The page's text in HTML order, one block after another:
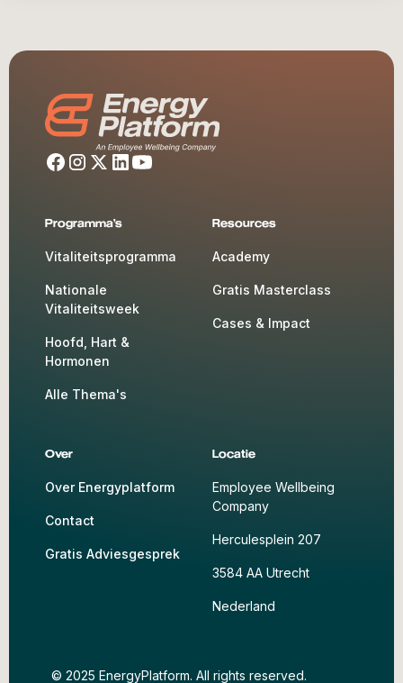
Programma's
Vitaliteitsprogramma
Nationale
Vitaliteitsweek
Hoofd, Hart &
Hormonen
Alle Thema's
Resources
Academy
Gratis Masterclass
Cases & Impact
Over
Over Energyplatform
Contact
Gratis Adviesgesprek
Locatie
Employee Wellbeing
Company
Herculesplein 207
3584 AA Utrecht
Nederland
© 2025 EnergyPlatform. All rights reserved.